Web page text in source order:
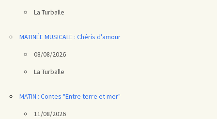
La Turballe
MATINÉE MUSICALE : Chéris d'amour
08/08/2026
La Turballe
MATIN : Contes "Entre terre et mer"
11/08/2026